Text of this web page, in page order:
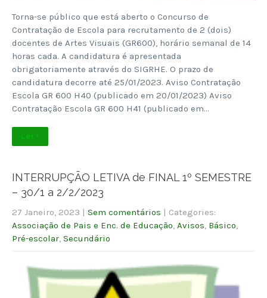
Torna-se público que está aberto o Concurso de
Contratação de Escola para recrutamento de 2 (dois)
docentes de Artes Visuais (GR600), horário semanal de 14
horas cada. A candidatura é apresentada
obrigatoriamente através do SIGRHE. O prazo de
candidatura decorre até 25/01/2023. Aviso Contratação
Escola GR 600 H40 (publicado em 20/01/2023) Aviso
Contratação Escola GR 600 H41 (publicado em…
Ler +
INTERRUPÇÃO LETIVA de FINAL 1º SEMESTRE
– 30/1 a 2/2/2023
27 Janeiro, 2023 | Sem comentários | Categories:
Associação de Pais e Enc. de Educação Avisos Básico
Pré-escolar Secundário